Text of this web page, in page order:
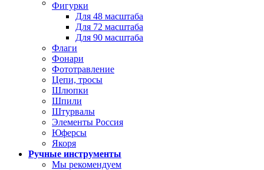
Фигурки
Для 48 масштаба
Для 72 масштаба
Для 90 масштаба
Флаги
Фонари
Фототравление
Цепи, тросы
Шлюпки
Шпили
Штурвалы
Элементы Россия
Юферсы
Якоря
Ручные инструменты
Мы рекомендуем